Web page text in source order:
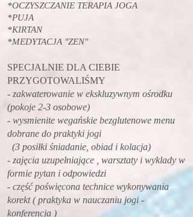
*OCZYSZCZANIE TERAPIA JOGA
*PUJA
*KIRTAN
*MEDYTACJA "ZEN"
SPECJALNIE DLA CIEBIE
PRZYGOTOWALIŚMY
- zakwaterowanie w ekskluzywnym ośrodku
(pokoje 2-3 osobowe)
- wysmienite wegańskie bezglutenowe menu
dobrane do praktyki jogi
(3 posiłki śniadanie, obiad i kolacja)
- zajęcia uzupełniające , warsztaty i wyklady w
formie pytan i odpowiedzi
- część poświęcona technice wykonywania
korekt ( praktyka w nauczaniu jogi -
konferencja )